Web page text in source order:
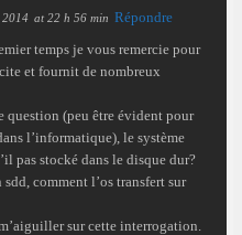
at 22 h 56 min Répondre
temps je vous remercie pour
et fournit de nombreux
question (peu être évident pour
l’informatique), le système
pas stocké dans le disque dur?
comment l’os transfert sur
sur cette interrogation.